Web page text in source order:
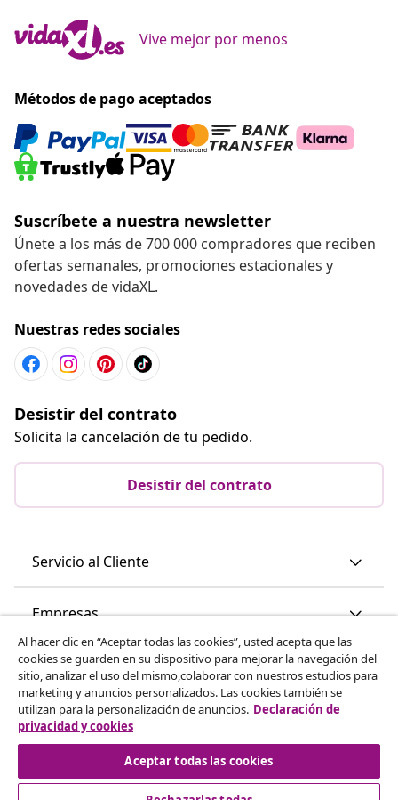
Vive mejor por menos
Métodos de pago aceptados
Suscríbete a nuestra newsletter
Únete a los más de 700 000 compradores que reciben
ofertas semanales, promociones estacionales y
novedades de vidaXL.
Nuestras redes sociales
Desistir del contrato
Solicita la cancelación de tu pedido.
Desistir del contrato
Servicio al Cliente
Empresas
vidaXL
Descubre mas
Al hacer clic en “Aceptar todas las cookies”, usted acepta que las
cookies se guarden en su dispositivo para mejorar la navegación del
sitio, analizar el uso del mismo,colaborar con nuestros estudios para
marketing y anuncios personalizados. Las cookies también se
utilizan para la personalización de anuncios. Declaración de
privacidad y cookies
Aceptar todas las cookies